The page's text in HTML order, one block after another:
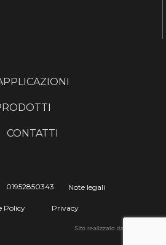
CONTATTI
01952850343 Note legali
Policy Privacy